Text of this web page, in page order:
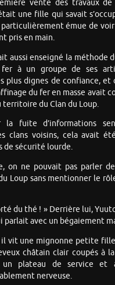
vente des travaux
une fille qui savait
émue de
pris en main.
aussi enseigné la méthode
à un groupe de ses
plus dignes de confiance, et
du fer en masse avait
territoire du Clan du Loup.
la fuite d’informations
clans voisins, cela avait
de sécurité lourde.
on ne pouvait pas parler
Loup sans mentionner le
du thé ! » Derrière lui,
parlait avec un bégaiement
il vit une mignonne petite fille
châtain clair coupés à
un plateau de service et
nerveuse.